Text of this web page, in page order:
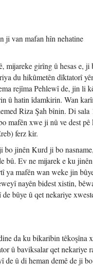
ji van mafan hîn nehatine
mijareke girîng û hesas e, ji
du hikûmetên dîktatorî
rejîma Pehlewî de, jin li
û hatin îdamkirin. Wan
Riza Şah bînin. Di sala
mafên xwe ji nû ve dest
ferz kir.
bo jinên Kurd ji bo
bû. Ev ne mijarek e ku
ya mafên wan weke jin
nayên bidest xistin,
bûye û qet nekariye
da ku bikaribin têkoşîna
û baviksalar qet nekariye
de û di heman demê de ji bo